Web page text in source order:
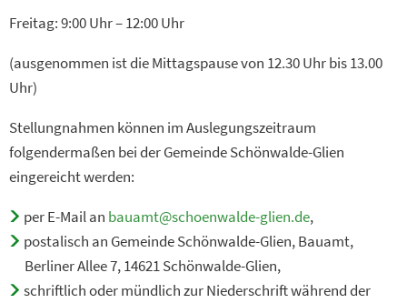
Freitag: 9:00 Uhr – 12:00 Uhr
(ausgenommen ist die Mittagspause von 12.30 Uhr bis 13.00
Uhr)
Stellungnahmen können im Auslegungszeitraum
folgendermaßen bei der Gemeinde Schönwalde-Glien
eingereicht werden:
per E-Mail an bauamt@schoenwalde-glien.de,
postalisch an Gemeinde Schönwalde-Glien, Bauamt,
Berliner Allee 7, 14621 Schönwalde-Glien,
schriftlich oder mündlich zur Niederschrift während der